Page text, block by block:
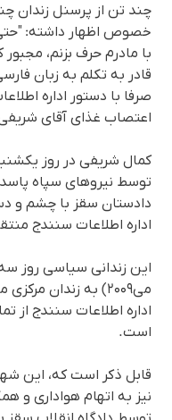
چند تن از پرسنل زندان
خصوص اظهار داشته: "حتی
با مادرم حرف بزنم،
قادر به تکلم به زبان
صرفا با دستور اداره
اعتصاب غذای آقای
توسط نیروهای سپاه
دادستان سقز با چشم و
اداره اطلاعات سنندج
می‌۲۰۰۹) به زندان
اداره اطلاعات سنندج از
است.
نیز به اتهام هواداری و